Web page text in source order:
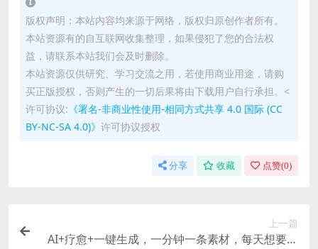
版权声明：本站内容均来源于网络，版权归原创作者所有。
本站资源有的自互联网收集整理，如果侵犯了您的合法权
益，请联系本站我们会及时删除。
本站资源仅供研究、学习交流之用，若使用商业用途，请购
买正版授权，否则产生的一切后果将由下载用户自行承担。<
许可协议: 《署名-非商业性使用-相同方式共享 4.0 国际 (CC
BY-NC-SA 4.0)》 许可协议授权
分享 收藏 点赞(0)
上一篇
AI+疗愈+一键生成，一分钟一条素材，每天想要多